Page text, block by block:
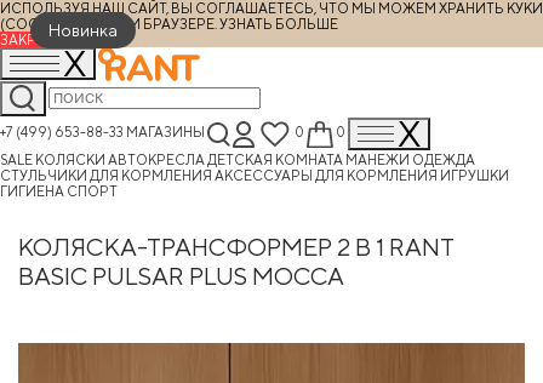
ИСПОЛЬЗУЯ НАШ САЙТ, ВЫ СОГЛАШАЕТЕСЬ, ЧТО МЫ МОЖЕМ ХРАНИТЬ КУКИ
(COOKIES) В ВАШЕМ БРАУЗЕРЕ. УЗНАТЬ БОЛЬШЕ
ЗАКРЫТЬ
+7 (499) 653-88-33 МАГАЗИНЫ 0
0
SALE КОЛЯСКИ АВТОКРЕСЛА ДЕТСКАЯ КОМНАТА МАНЕЖИ ОДЕЖДА
СТУЛЬЧИКИ ДЛЯ КОРМЛЕНИЯ АКСЕССУАРЫ ДЛЯ КОРМЛЕНИЯ ИГРУШКИ
ГИГИЕНА СПОРТ
КОЛЯСКА-ТРАНСФОРМЕР 2 В 1 RANT
BASIC PULSAR PLUS MOCCA
Новинка